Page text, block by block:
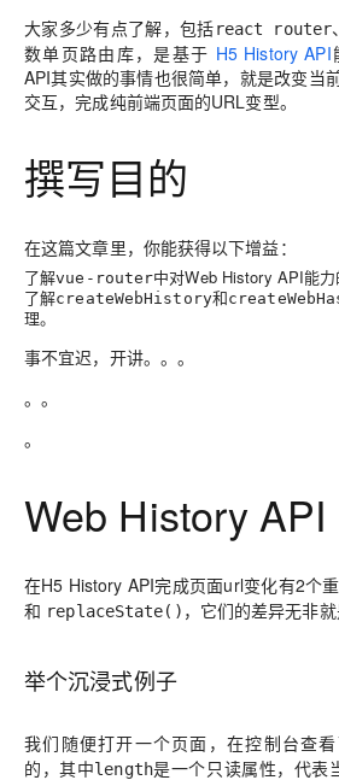
大家多少有点了解，包括react router、
数单页路由库，是基于 H5 History API
API其实做的事情也很简单，就是改变当
交互，完成纯前端页面的URL变型。
撰写目的
在这篇文章里，你能获得以下增益：
了解vue-router中对Web History API能力
了解createWebHistory和
理。
事不宜迟，开讲。。。
。。
。
Web History API
在H5 History API完成页面url变化有2个重
和 replaceState() ，它们的差异无非
举个沉浸式例子
我们随便打开一个页面，在控制台查
的，其中length是一个只读属性，代表